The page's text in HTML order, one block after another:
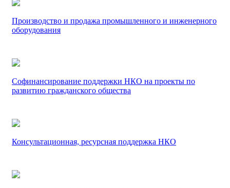
Производство и продажа промышленного и инженерного
оборудования
Софинансирование поддержки НКО на проекты по
развитию гражданского общества
Консультационная, ресурсная поддержка НКО